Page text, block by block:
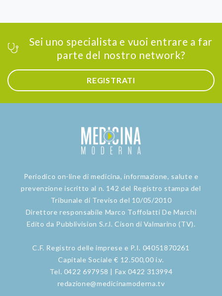
Sei uno specialista e vuoi entrare a far
parte del nostro network?
REGISTRATI
Periodico on-line di medicina, informazione, salute e
prevenzione iscritto al n. 142 del Registro stampa del
Tribunale di Treviso del 10/05/2010
Direttore responsabile Marco Toffolatti De Marchi
Edito da Pubblivision S.r.l. Cison di Valmarino (TV).
C.F. Registro delle imprese e P.I. 04051870261
Capitale Sociale € 12.500,00 i.v.
Tel. 0422 697958 | Fax 0422 313994
redazione@medicinamoderna.tv